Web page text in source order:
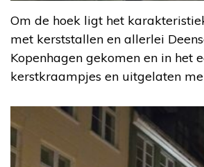
Om de hoek ligt het
met kerststallen en allerlei
Kopenhagen gekomen en in het
kerstkraampjes en uitgelaten